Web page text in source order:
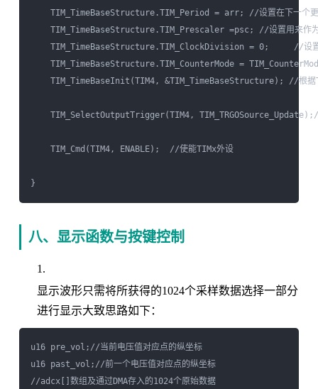
TIM_TimeBaseStructure.TIM_Period = arr; //设置在下一个更新
TIM_TimeBaseStructure.TIM_Prescaler =psc; //设置用来作为
TIM_TimeBaseStructure.TIM_ClockDivision = 0;     //设置
TIM_TimeBaseStructure.TIM_CounterMode =
TIM_TimeBaseInit(TIM4, &TIM_TimeBaseStructure); //根据
TIM_SelectOutputTrigger(TIM4, TIM_TRGOSource_Update);//
TIM_Cmd(TIM4, ENABLE);  //使能TIMx外设
八、显示函数与按键控制
显示波形只需将所获得的1024个采样数据选择一部分
进行显示大致思路如下：
u16 pre_vol;//当前电压值对应点的纵坐标
u16 past_vol;//前一个电压值对应点的纵坐标
//adcx[]数组及通过DMA存入的1024个原始数据